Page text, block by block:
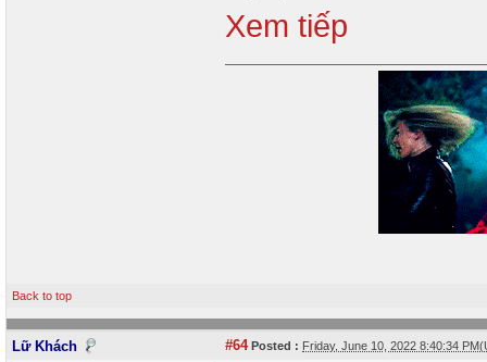
Xem tiếp
Back to top
Lữ Khách #64Posted : Friday, June 10, 2022 8:40:34